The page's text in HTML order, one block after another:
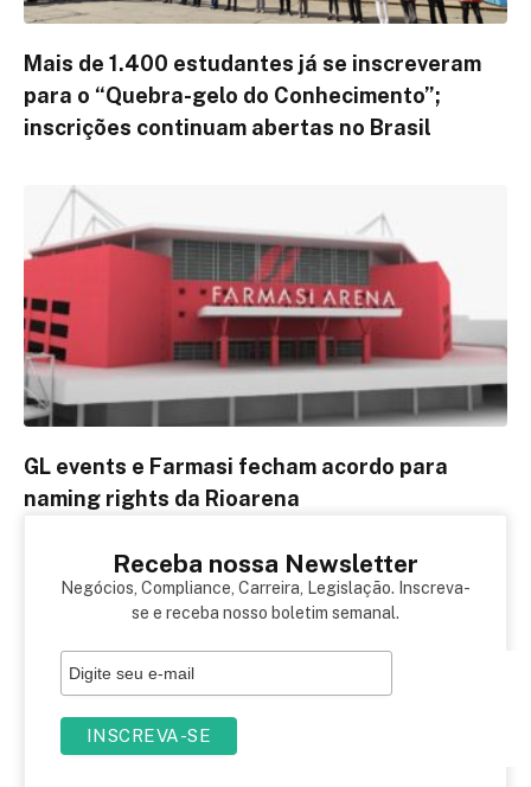
Mais de 1.400 estudantes já se inscreveram
para o “Quebra-gelo do Conhecimento”;
inscrições continuam abertas no Brasil
GL events e Farmasi fecham acordo para
naming rights da Rioarena
Receba nossa Newsletter
Negócios, Compliance, Carreira, Legislação. Inscreva-
se e receba nosso boletim semanal.